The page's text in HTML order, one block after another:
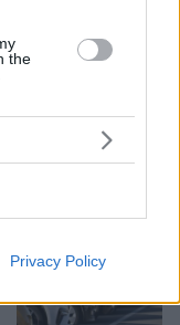
the
Privacy Policy